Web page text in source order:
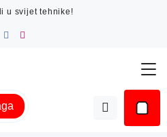
u svijet tehnike!